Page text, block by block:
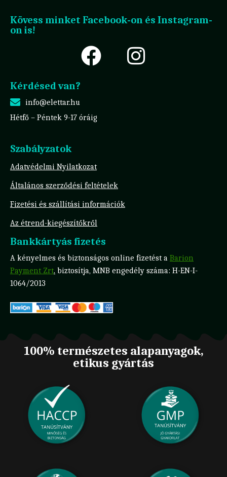
Kövess minket Facebook-on és Instagram-
on is!
Kérdésed van?
info@elettar.hu
Hétfő – Péntek 9-17 óráig
Szabályzatok
Adatvédelmi Nyilatkozat
Általános szerződési feltételek
Fizetési és szállítási információk
Az étrend-kiegészítőkről
Bankkártyás fizetés
A kényelmes és biztonságos online fizetést a Barion
Payment Zrt. biztosítja, MNB engedély száma: H-EN-I-
1064/2013
100% természetes alapanyagok,
etikus gyártás